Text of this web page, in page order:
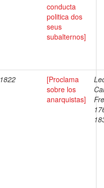
conducta
politica dos
seus
subalternos]
1822
[Proclama
sobre los
anarquistas]